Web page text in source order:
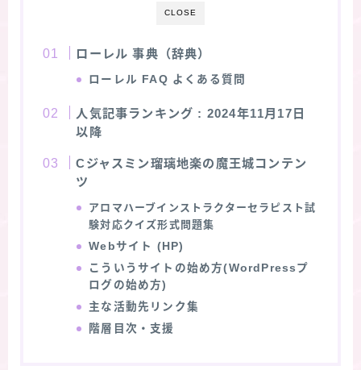
CLOSE
ローレル 事典（辞典）
ローレル FAQ よくある質問
人気記事ランキング : 2024年11月17日
以降
Cジャスミン瑠璃地楽の魔王城コンテン
ツ
アロマハーブインストラクターセラピスト試
験対応クイズ形式問題集
Webサイト (HP)
こういうサイトの始め方(WordPressプ
ログの始め方)
主な活動先リンク集
階層目次・支援